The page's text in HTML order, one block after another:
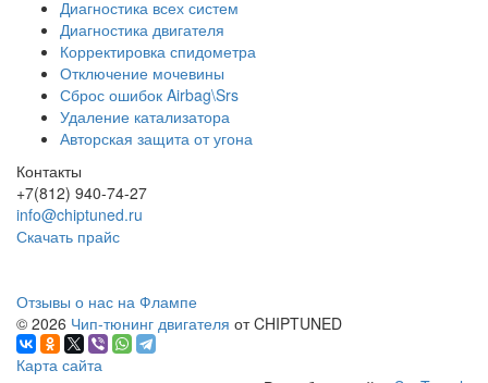
Диагностика всех систем
Диагностика двигателя
Корректировка спидометра
Отключение мочевины
Сброс ошибок Airbag\Srs
Удаление катализатора
Авторская защита от угона
Контакты
+7(812) 940-74-27
info@chiptuned.ru
Скачать прайс
Отзывы о нас на Флампе
© 2026 Чип-тюнинг двигателя от CHIPTUNED
Карта сайта